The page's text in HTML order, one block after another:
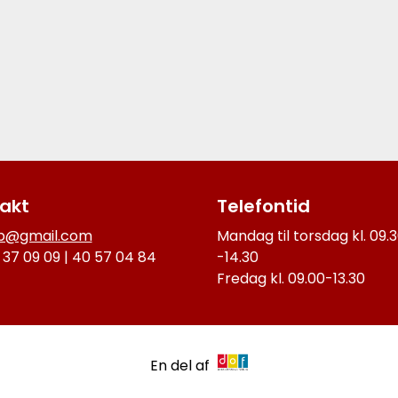
09 09 | 40 57 04 84
Telefontid
Mandag til torsdag kl.
-14.30
Fredag kl. 09.00-13.30
En del af